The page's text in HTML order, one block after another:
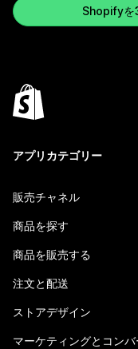
Shopifyを
アプリカテゴリー
販売チャネル
商品を探す
商品を販売する
注文と配送
ストアデザイン
マーケティングとコンバ